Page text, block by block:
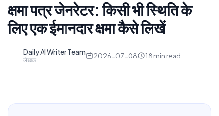
क्षमा पत्र जेनरेटर: किसी भी स्थिति के
लिए एक ईमानदार क्षमा कैसे लिखें
Daily AI Writer Team
लेखक
2026-07-08 18 min read